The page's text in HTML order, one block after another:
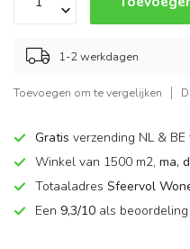
1-2 werkdagen
Toevoegen om te vergelijken
Gratis verzending NL &
Winkel van 1500 m2, ma,
Totaaladres Sfeervol
Een 9,3/10 als beoordeling